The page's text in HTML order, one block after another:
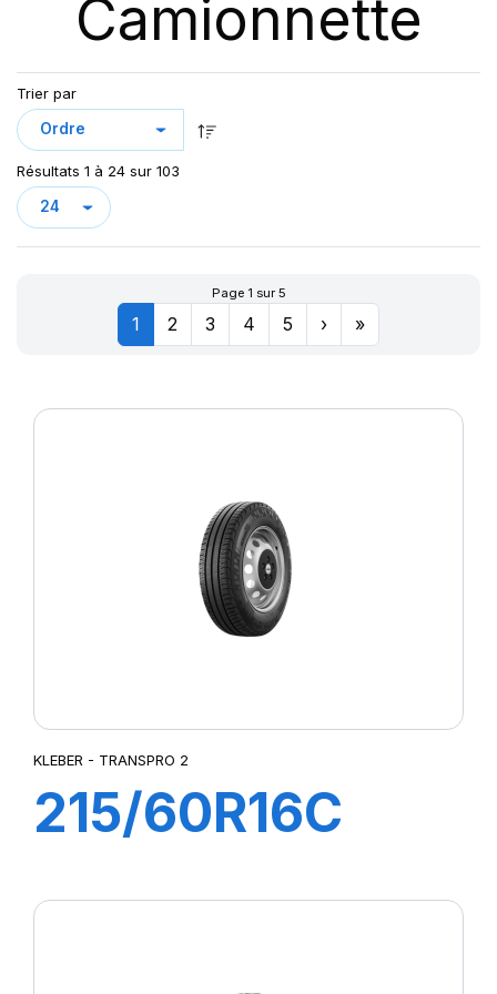
GREEN MAX VAN
LC/R
LLA08
LLR666
LMC4
LT/R
MAXMILER PRO
MAXMILLER-X
Camionnette
Trier par
Résultats 1 à 24 sur 103
Page 1 sur 5
1 2 3 4 5 › »
KLEBER - TRANSPRO 2
215/60R16C